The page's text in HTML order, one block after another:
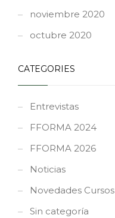
noviembre 2020
octubre 2020
CATEGORIES
Entrevistas
FFORMA 2024
FFORMA 2026
Noticias
Novedades Cursos
Sin categoría